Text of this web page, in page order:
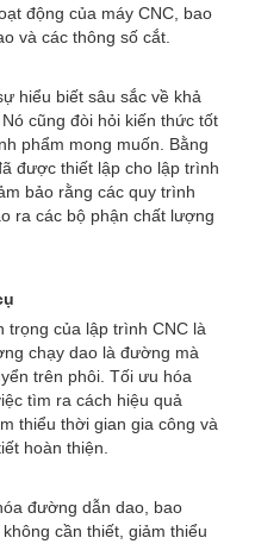
động của máy CNC, bao
và các thông số cắt.
hiểu biết sâu sắc về khả
cũng đòi hỏi kiến ​​thức tốt
phẩm mong muốn. Bằng
được thiết lập cho lập trình
bảo rằng các quy trình
ra các bộ phận chất lượng
trọng của lập trình CNC là
chạy dao là đường mà
trên phôi. Tối ưu hóa
tìm ra cách hiệu quả
thiểu thời gian gia công và
hoàn thiện.
đường dẫn dao, bao
cần thiết, giảm thiểu